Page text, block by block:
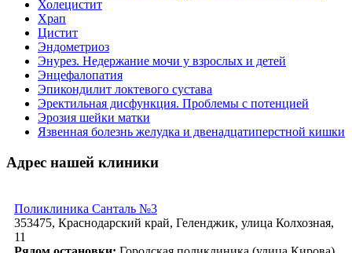
Холецистит
Храп
Цистит
Эндометриоз
Энурез. Недержание мочи у взрослых и детей
Энцефалопатия
Эпикондилит локтевого сустава
Эректильная дисфункция. Проблемы с потенцией
Эрозия шейки матки
Язвенная болезнь желудка и двенадцатиперстной кишки
Адрес нашей клиники
Поликлиника Санталь №3
353475, Краснодарский край, Геленджик, улица Колхозная,
11